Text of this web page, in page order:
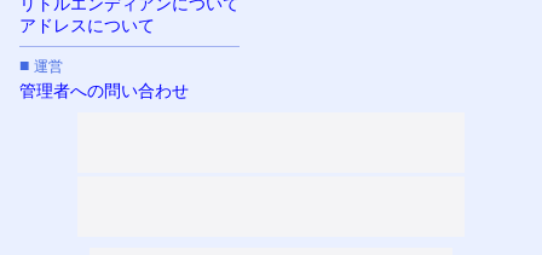
アドレスについて
■ 運営
管理者への問い合わせ